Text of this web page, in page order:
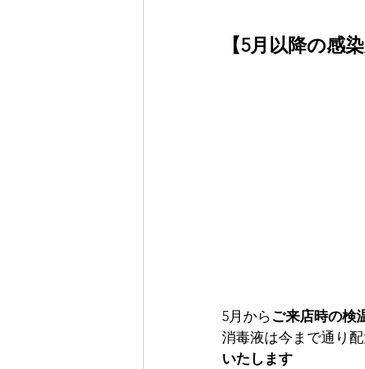
【5月以降の感
5月からご来店時の検
消毒液は今まで通り
いたします